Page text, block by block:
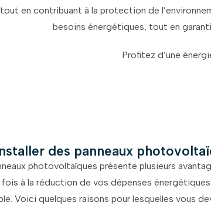
en contribuant à la protection de
besoins énergétiques, tout en
Profitez d’une
des panneaux
photovoltaïques présente plusieurs
à la réduction de vos dépenses
Voici quelques raisons pour lesquelles vous